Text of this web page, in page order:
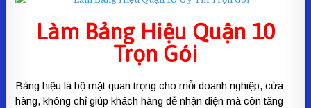
Làm Bảng Hiệu Quận 10
Trọn Gói
Bảng hiệu là bộ mặt quan trọng cho mỗi doanh nghiệp, cửa
hàng, không chỉ giúp khách hàng dễ nhận diện mà còn tăng